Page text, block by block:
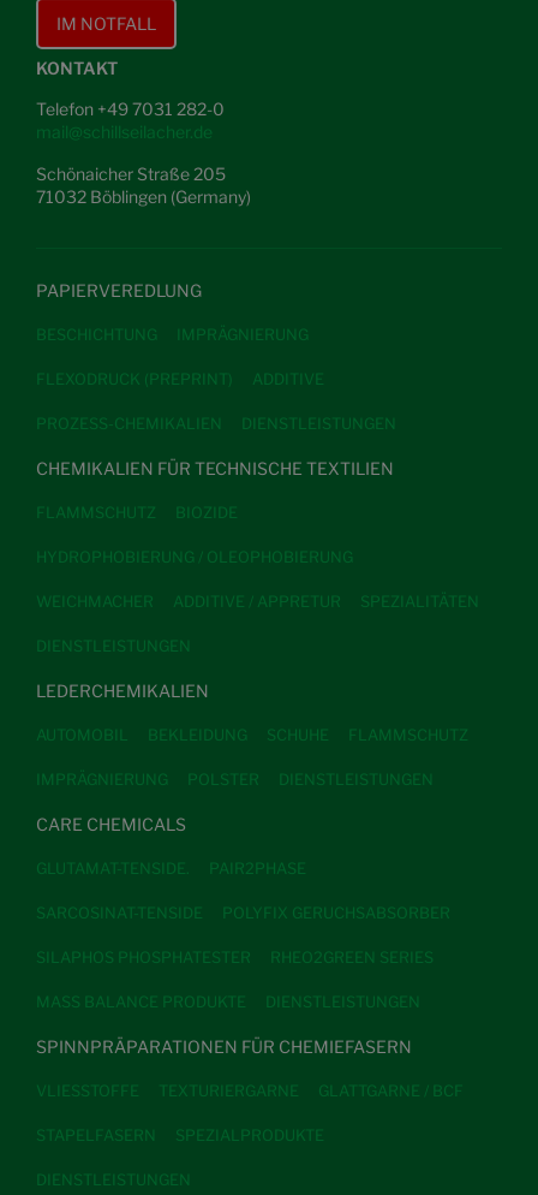
IM NOTFALL
KONTAKT
Telefon +49 7031 282-0
mail@schillseilacher.de
Schönaicher Straße 205
71032 Böblingen (Germany)
PAPIERVEREDLUNG
BESCHICHTUNG IMPRÄGNIERUNG
FLEXODRUCK (PREPRINT) ADDITIVE
PROZESS-CHEMIKALIEN DIENSTLEISTUNGEN
CHEMIKALIEN FÜR TECHNISCHE TEXTILIEN
FLAMMSCHUTZ BIOZIDE
HYDROPHOBIERUNG / OLEOPHOBIERUNG
WEICHMACHER ADDITIVE / APPRETUR SPEZIALITÄTEN
DIENSTLEISTUNGEN
LEDERCHEMIKALIEN
AUTOMOBIL BEKLEIDUNG SCHUHE FLAMMSCHUTZ
IMPRÄGNIERUNG POLSTER DIENSTLEISTUNGEN
CARE CHEMICALS
GLUTAMAT-TENSIDE. PAIR2PHASE
SARCOSINAT-TENSIDE POLYFIX GERUCHSABSORBER
SILAPHOS PHOSPHATESTER RHEO2GREEN SERIES
MASS BALANCE PRODUKTE DIENSTLEISTUNGEN
SPINNPRÄPARATIONEN FÜR CHEMIEFASERN
VLIESSTOFFE TEXTURIERGARNE GLATTGARNE / BCF
STAPELFASERN SPEZIALPRODUKTE
DIENSTLEISTUNGEN